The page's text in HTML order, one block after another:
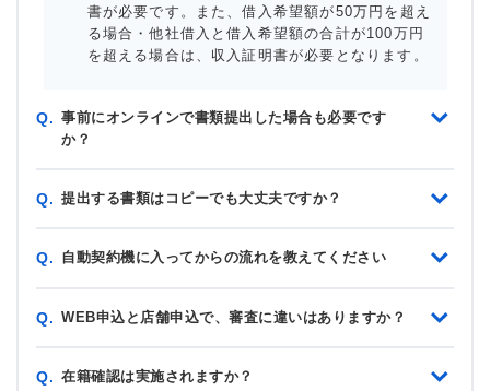
書が必要です。また、借入希望額が50万円を超え
る場合・他社借入と借入希望額の合計が100万円
を超える場合は、収入証明書が必要となります。
Q. 事前にオンラインで書類提出した場合も必要です
か？
Q. 提出する書類はコピーでも大丈夫ですか？
Q. 自動契約機に入ってからの流れを教えてください
Q. WEB申込と店舗申込で、審査に違いはありますか？
Q. 在籍確認は実施されますか？